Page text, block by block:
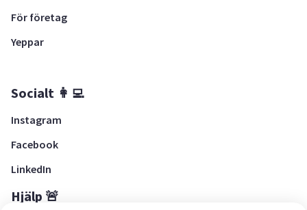
För företag
Yeppar
Socialt 👩‍💻
Instagram
Facebook
LinkedIn
Hjälp 🚨